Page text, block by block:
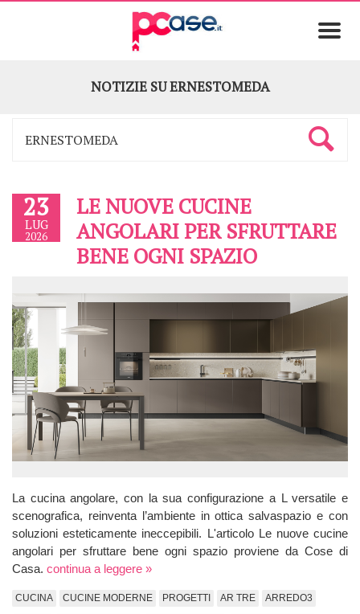
NOTIZIE SUERNESTOMEDA
23
LUG
2026
LE NUOVE CUCINE
ANGOLARI PER SFRUTTARE
BENE OGNI SPAZIO
La cucina angolare, con la sua configurazione a L versatile e
scenografica, reinventa l’ambiente in ottica salvaspazio e con
soluzioni esteticamente ineccepibili. L'articolo Le nuove cucine
angolari per sfruttare bene ogni spazio proviene da Cose di
Casa. continua a leggere »
CUCINA CUCINE MODERNE PROGETTI AR TRE ARREDO3